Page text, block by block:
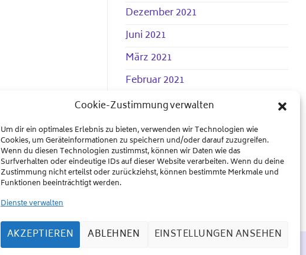
Cookie-Zustimmung verwalten
Um dir ein optimales Erlebnis zu bieten, verwenden wir Technologien wie
Cookies, um Geräteinformationen zu speichern und/oder darauf zuzugreifen.
Wenn du diesen Technologien zustimmst, können wir Daten wie das
Surfverhalten oder eindeutige IDs auf dieser Website verarbeiten. Wenn du deine
Zustimmung nicht erteilst oder zurückziehst, können bestimmte Merkmale und
Funktionen beeinträchtigt werden.
Dienste verwalten
AKZEPTIEREN ABLEHNEN EINSTELLUNGEN ANSEHEN
Dezember 2021
Juni 2021
März 2021
Februar 2021
Dezember 2020
Juli 2020
Mai 2020
April 2020
PARTNER